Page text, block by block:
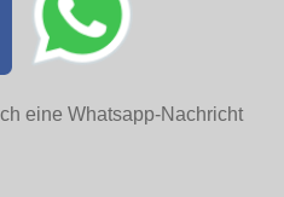
eine Whatsapp-Nachricht